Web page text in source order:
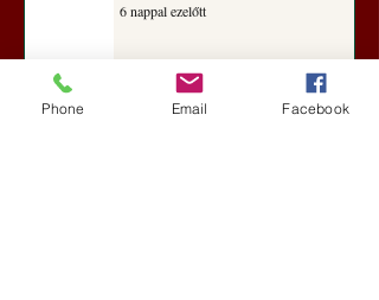
6 nappal ezelőtt
A Rothschildok és a Pentagon
Phone Email Facebook